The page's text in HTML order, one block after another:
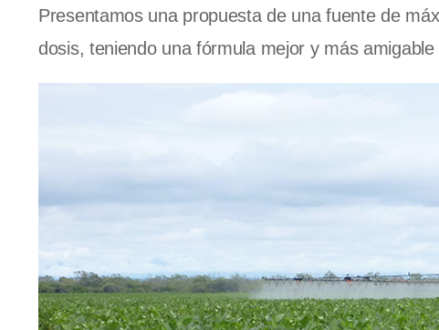
Presentamos una propuesta de una fuente de
dosis, teniendo una fórmula mejor y más